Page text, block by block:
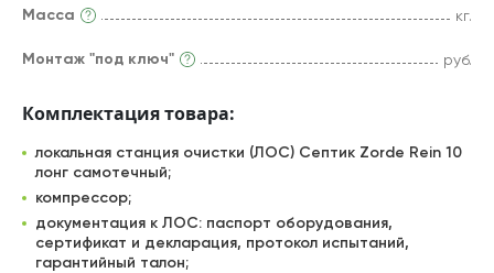
Масса кг.
Монтаж "под ключ" руб.
Комплектация товара:
локальная станция очистки (ЛОС) Септик Zorde Rein 10
лонг самотечный;
компрессор;
документация к ЛОС: паспорт оборудования,
сертификат и декларация, протокол испытаний,
гарантийный талон;